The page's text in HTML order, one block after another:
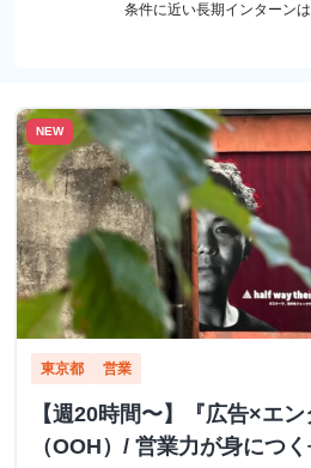
条件に近い長期インターン
NEW
東京都 営業
【週20時間〜】『広告×エ
（OOH）/ 営業力が身につ